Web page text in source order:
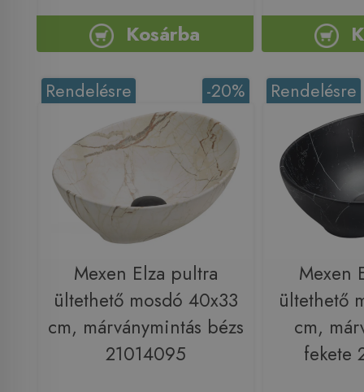
Kosárba
-20%
Rendelésre
Mexen Elza pultra
ültethető mosdó 40x33
cm, márványmintás bézs
21014095
Rendelésre
Mexen
ültethető
cm,
fekete